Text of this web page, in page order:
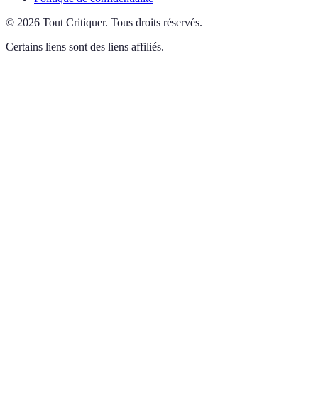
© 2026 Tout Critiquer. Tous droits réservés.
Certains liens sont des liens affiliés.